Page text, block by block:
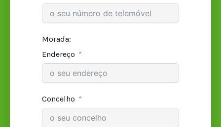
Morada:
Endereço
Concelho